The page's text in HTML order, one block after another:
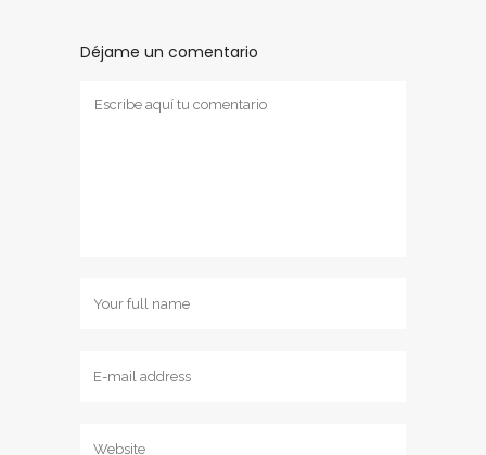
Déjame un comentario